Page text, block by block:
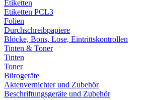
Etiketten
Etiketten PCL3
Folien
Durchschreibpapiere
Blöcke, Bons, Lose, Eintrittskontrollen
Tinten & Toner
Tinten
Toner
Bürogeräte
Aktenvernichter und Zubehör
Beschriftungsgeräte und Zubehör